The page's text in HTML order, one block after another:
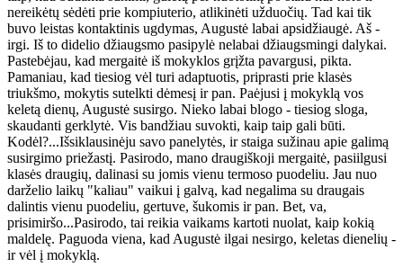
nereikėtų sėdėti prie kompiuterio, atlikinėti užduočių. Tad kai tik
buvo leistas kontaktinis ugdymas, Augustė labai apsidžiaugė. Aš -
irgi. Iš to didelio džiaugsmo pasipylė nelabai džiaugsmingi dalykai.
Pastebėjau, kad mergaitė iš mokyklos grįžta pavargusi, pikta.
Pamaniau, kad tiesiog vėl turi adaptuotis, priprasti prie klasės
triukšmo, mokytis sutelkti dėmesį ir pan. Paėjusi į mokyklą vos
keletą dienų, Augustė susirgo. Nieko labai blogo - tiesiog sloga,
skaudanti gerklytė. Vis bandžiau suvokti, kaip taip gali būti.
Kodėl?...Išsiklausinėju savo panelytės, ir staiga sužinau apie galimą
susirgimo priežastį. Pasirodo, mano draugiškoji mergaitė, pasiilgusi
klasės draugių, dalinasi su jomis vienu termoso puodeliu. Jau nuo
darželio laikų "kaliau" vaikui į galvą, kad negalima su draugais
dalintis vienu puodeliu, gertuve, šukomis ir pan. Bet, va,
prisimiršo...Pasirodo, tai reikia vaikams kartoti nuolat, kaip kokią
maldelę. Paguoda viena, kad Augustė ilgai nesirgo, keletas dienelių -
ir vėl į mokyklą.